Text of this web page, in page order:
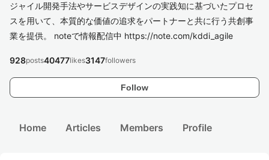
ジャイル開発手法やサービスデザインの実践知に基づいたプロセ
スを用いて、本質的な価値の追求をパートナーと共に行う共創事
業を提供。 noteで情報配信中 https://note.com/kddi_agile
Follow
928posts40477likes3147followers
Home Articles Members Profile